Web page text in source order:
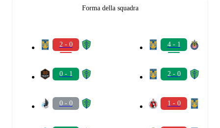
Forma della squadra
2 - 0
0 - 1
0 - 0
4 - 1
2 - 0
1 - 0